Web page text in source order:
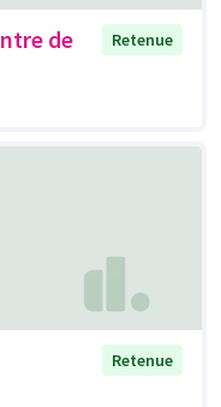
de
Retenue
Retenue